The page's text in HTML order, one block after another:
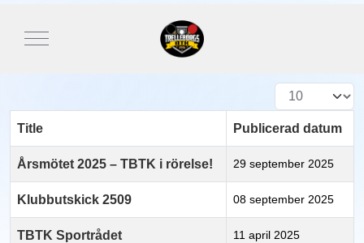
Mobile Menu Toggle
Visa #
Title Publicerad datum
Årsmötet 2025 – TBTK i rörelse! 29 september 2025
Klubbutskick 2509 08 september 2025
TBTK Sportrådet 11 april 2025